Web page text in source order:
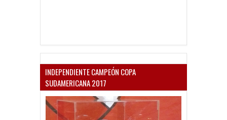
INDEPENDIENTE CAMPEÓN COPA
SUDAMERICANA 2017